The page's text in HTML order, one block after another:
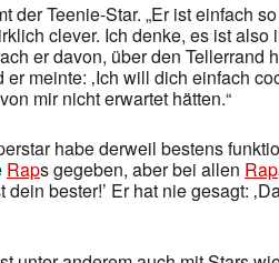
der Teenie-Star. „Er ist einfach
clever. Ich denke, es ist also
er davon, über den Tellerrand
meinte: ‚Ich will dich einfach
mir nicht erwartet hätten.“
habe derweil bestens
Raps gegeben, aber bei allen Rap
bester!’ Er hat nie gesagt: